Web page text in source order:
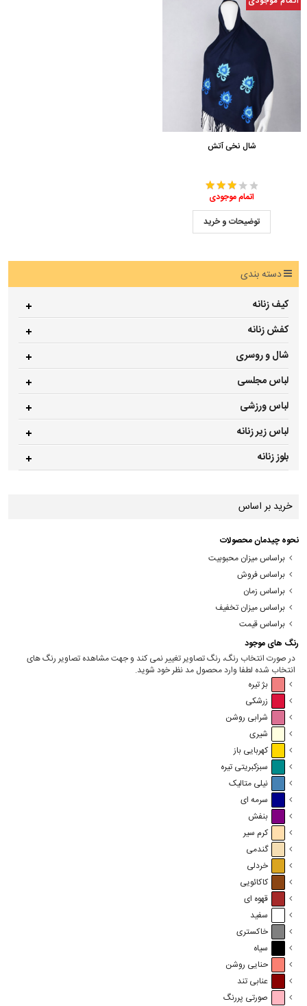
شال نخی آتش
اتمام موجودی
توضیحات و خرید
دسته بندی
کیف زنانه
کفش زنانه
شال و روسری
لباس مجلسی
لباس ورزشی
لباس زیر زنانه
بلوز زنانه
خرید بر اساس
نحوه چیدمان محصولات
براساس میزان محبوبیت
براساس فروش
براساس زمان
براساس میزان تخفیف
براساس قیمت
رنگ های موجود
در صورت انتخاب رنگ، رنگ تصاویر تغییر نمی کند و جهت مشاهده تصاویر رنگ های
انتخاب شده لطفا وارد محصول مد نظر خود شوید.
بژ تیره
زرشکی
شرابی روشن
شیری
کهربایی باز
سبزکبریتی تیره
نیلی متالیک
سرمه ای
بنفش
کرم سیر
گندمی
خردلی
کاکائویی
قهوه ای
سفید
خاکستری
سیاه
حنایی روشن
عنابی تند
صورتی پررنگ